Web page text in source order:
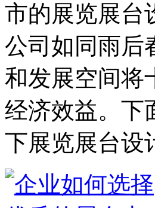
市的展览展台
公司如同雨后
和发展空间将
经济效益。下
下展览展台设